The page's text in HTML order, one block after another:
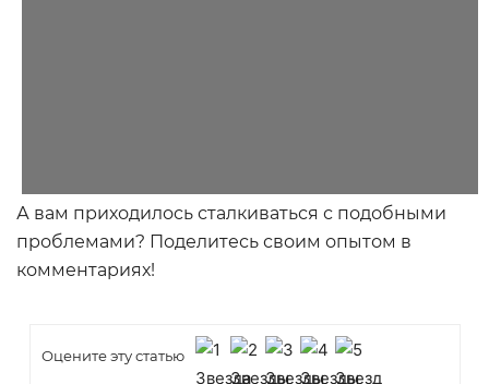
А вам приходилось сталкиваться с подобными
проблемами? Поделитесь своим опытом в
комментариях!
Оцените эту статью